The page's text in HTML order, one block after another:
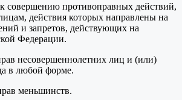
совершению противоправных действий,
действия которых направлены на
и запретов, действующих на
Федерации.
несовершеннолетних лиц и (или)
в любой форме.
меньшинств.